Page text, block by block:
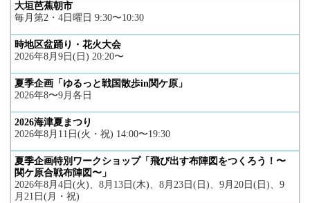
大垣芭蕉朝市
毎月第2・4日曜日 9:30〜10:30
時地区盆踊り・花火大会
2026年8月9日(日) 20:20〜
夏季企画「ゆるっと戦国散歩in関ケ原」
2026年8〜9月各日
2026海津夏まつり
2026年8月11日(火・祝) 14:00〜19:30
夏季企画特別ワークショップ「飛び出す布陣図をつくろう！〜
関ケ原合戦布陣図〜」
2026年8月4日(火)、8月13日(木)、8月23日(日)、9月20日(日)、9
月21日(月・祝)